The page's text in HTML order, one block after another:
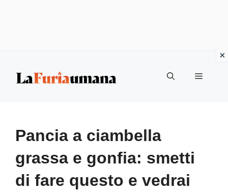
Menu
Pancia a ciambella
grassa e gonfia: smetti
di fare questo e vedrai